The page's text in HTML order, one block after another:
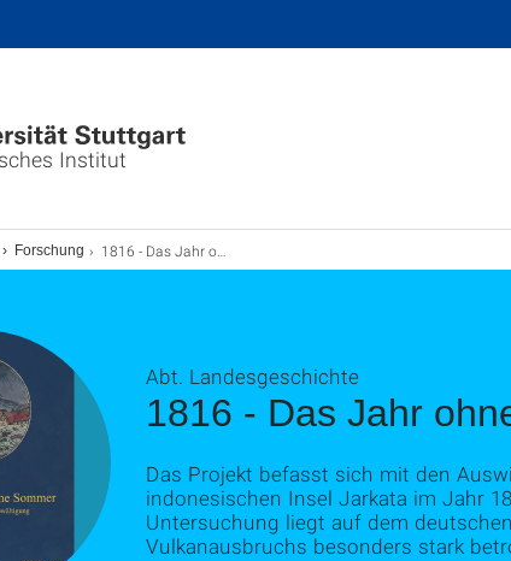
Institut
Forschung 1816 - Das Jahr ohne Sommer
1816 - Das Jahr
Abt. Landesgeschichte
Das Projekt befasst sich mit den
indonesischen Insel Jarkata im Jahr
Untersuchung liegt auf dem
Vulkanausbruchs besonders stark